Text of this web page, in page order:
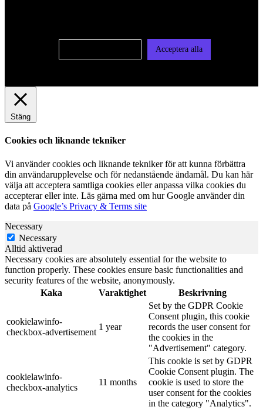
Acceptera alla
Stäng
Cookies och liknande tekniker
Vi använder cookies och liknande tekniker för att kunna förbättra
din användarupplevelse och för nedanstående ändamål. Du kan här
välja att acceptera samtliga cookies eller anpassa vilka cookies du
accepterar eller inte. Läs gärna med om hur Google använder din
data på Google’s Privacy & Terms site
Necessary
Necessary
Alltid aktiverad
Necessary cookies are absolutely essential for the website to
function properly. These cookies ensure basic functionalities and
security features of the website, anonymously.
Kaka
Varaktighet Beskrivning
cookielawinfo-
checkbox-advertisement
1 year
Set by the GDPR Cookie
Consent plugin, this cookie
records the user consent for
the cookies in the
"Advertisement" category.
cookielawinfo-
checkbox-analytics
11 months
This cookie is set by GDPR
Cookie Consent plugin. The
cookie is used to store the
user consent for the cookies
in the category "Analytics".